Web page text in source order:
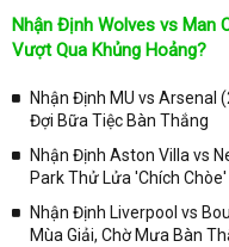
Nhận Định Wolves vs Man
Vượt Qua Khủng Hoảng?
Nhận Định MU vs Arsenal
Đợi Bữa Tiệc Bàn Thắng
Nhận Định Aston Villa vs
Park Thử Lửa 'Chích
Nhận Định Liverpool vs
Mùa Giải, Chờ Mưa Bàn